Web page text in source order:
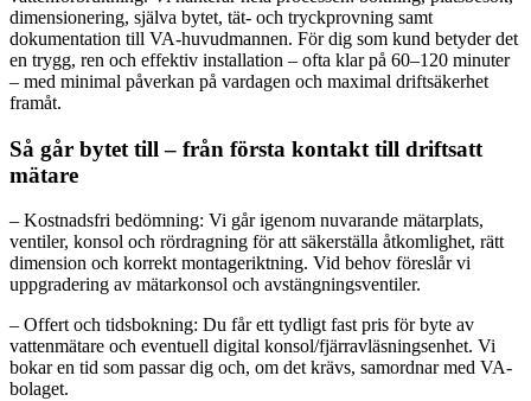
dimensionering, själva bytet, tät- och tryckprovning samt
dokumentation till VA-huvudmannen. För dig som kund betyder det
en trygg, ren och effektiv installation – ofta klar på 60–120 minuter
– med minimal påverkan på vardagen och maximal driftsäkerhet
framåt.
Så går bytet till – från första kontakt till driftsatt
mätare
– Kostnadsfri bedömning: Vi går igenom nuvarande mätarplats,
ventiler, konsol och rördragning för att säkerställa åtkomlighet, rätt
dimension och korrekt montageriktning. Vid behov föreslår vi
uppgradering av mätarkonsol och avstängningsventiler.
– Offert och tidsbokning: Du får ett tydligt fast pris för byte av
vattenmätare och eventuell digital konsol/fjärravläsningsenhet. Vi
bokar en tid som passar dig och, om det krävs, samordnar med VA-
bolaget.